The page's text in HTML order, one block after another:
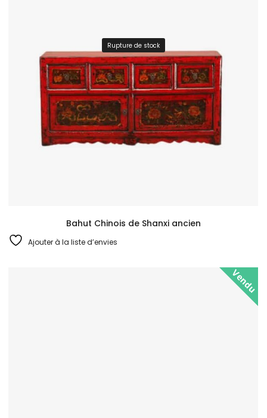
Rupture de stock
Bahut Chinois de Shanxi ancien
Ajouter à la liste d’envies
Vendu